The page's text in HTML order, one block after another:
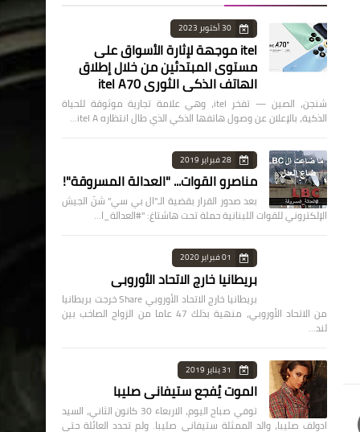
30 أكتوبر 2023
itel موجهة لإثارة الأسواق على
مستوى المبتدئين من خلال إطلاق
الهاتف الذكي الثوري itel A70
شنجن، الصين — تفخر itel، وهي علامة تجارية موثوقة للحياة
الذكية، بالإعلان عن وصول هاتفها الذكي الذي طال انتظاره itel A…
28 فبراير 2019
مناصرو القوات... "العدالة المسروقة"!
بعد صدور القرار بقضية الـ"ال بي سي" شنّ الجيش
الإلكتروني للقوات اللبنانية حملة تحت هاشتاغ: "#العدالة_ا…
01 فبراير 2020
بريطانيا خارج الاتحاد الأوروبي
بريطانيا خارج الاتحاد الأوروبي Share خرجت بريطانيا
من الاتحاد الأوروبي، منهية بذلك 47 عاما من الزواج الصاخب بين
لند…
31 يناير 2019
الموت يُفجع ستيفاني صليبا
توفي صباح اليوم، الاربعاء 30 كانون الثاني، السيد
ادولف صليبا، والد الممثلة ستيفاني صليبا. ولم تحدد العائلة حتى